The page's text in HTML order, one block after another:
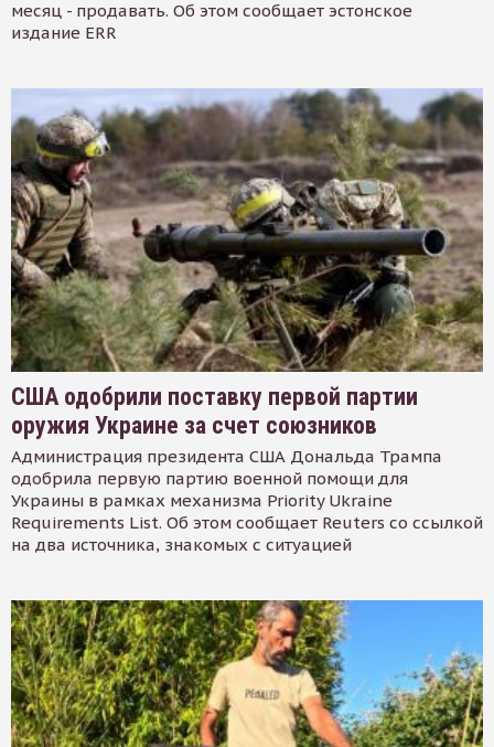
месяц - продавать. Об этом сообщает эстонское
издание ERR
США одобрили поставку первой партии
оружия Украине за счет союзников
Администрация президента США Дональда Трампа
одобрила первую партию военной помощи для
Украины в рамках механизма Priority Ukraine
Requirements List. Об этом сообщает Reuters со ссылкой
на два источника, знакомых с ситуацией